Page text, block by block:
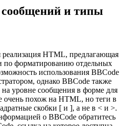
и типы
HTML, предлагающая
по форматированию отдельных
использования BBCode
однако BBCode также
уровне сообщения в форме для
очень похож на HTML, но теги в
скобки [ и ], а не в < и >.
о BBCode обратитесь